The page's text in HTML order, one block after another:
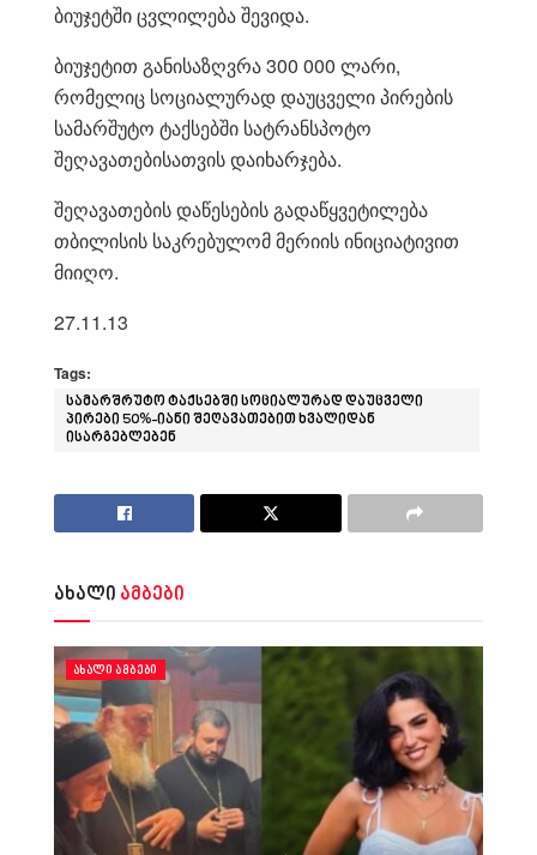
ბიუჯეტში ცვლილება შევიდა.
ბიუჯეტით განისაზღვრა 300 000 ლარი,
რომელიც სოციალურად დაუცველი პირების
სამარშუტო ტაქსებში სატრანსპოტო
შეღავათებისათვის დაიხარჯება.
შეღავათების დაწესების გადაწყვეტილება
თბილისის საკრებულომ მერიის ინიციატივით
მიიღო.
27.11.13
Tags:
სამარშრუტო ტაქსებში სოციალურად დაუცველი
პირები 50%-იანი შეღავათებით ხვალიდან
ისარგებლებენ
ახალი ამბები
ᲐᲮᲐᲚᲘ ᲐᲛᲑᲔᲑᲘ